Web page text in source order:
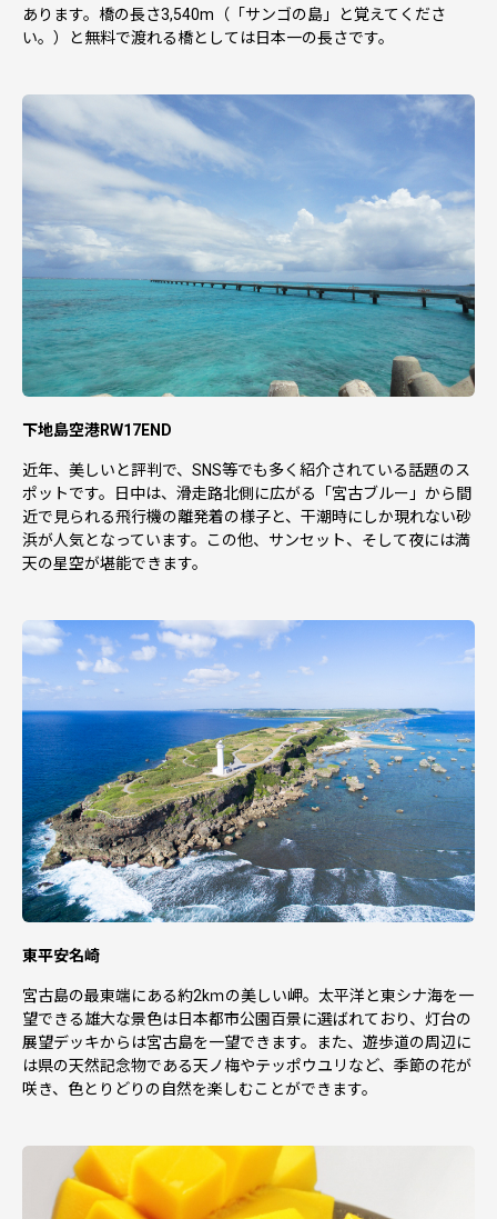
あります。橋の長さ3,540m（「サンゴの島」と覚えてくださ
い。）と無料で渡れる橋としては日本一の長さです。
下地島空港RW17END
近年、美しいと評判で、SNS等でも多く紹介されている話題のス
ポットです。日中は、滑走路北側に広がる「宮古ブルー」から間
近で見られる飛行機の離発着の様子と、干潮時にしか現れない砂
浜が人気となっています。この他、サンセット、そして夜には満
天の星空が堪能できます。
東平安名崎
宮古島の最東端にある約2kｍの美しい岬。太平洋と東シナ海を一
望できる雄大な景色は日本都市公園百景に選ばれており、灯台の
展望デッキからは宮古島を一望できます。また、遊歩道の周辺に
は県の天然記念物である天ノ梅やテッポウユリなど、季節の花が
咲き、色とりどりの自然を楽しむことができます。